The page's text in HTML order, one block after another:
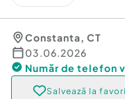
Constanta, CT
03.06.2026
Număr de telefon
Salvează la